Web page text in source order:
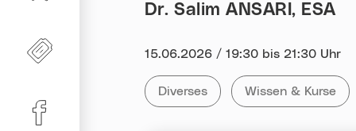
Linz-Termine auf Facebook
Dr. Salim ANSARI, ESA
Datum:
15.06.2026 / 19:30 bis 21:30 Uhr
Kategorie:
Alle Veranstaltungen der
Diverses Tag:Alle
Wissen & Kurse